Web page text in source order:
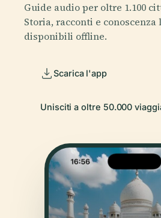
Guide audio per oltre 1.100
Storia, racconti e conoscenza
disponibili offline.
Scarica l'app
Unisciti a oltre 50.000